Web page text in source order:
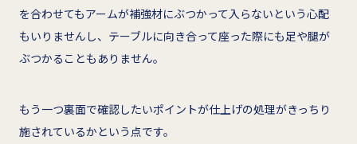
を合わせてもアームが補強材にぶつかって入らないという心配
もいりませんし、テーブルに向き合って座った際にも足や腿が
ぶつかることもありません。
もう一つ裏面で確認したいポイントが仕上げの処理がきっちり
施されているかという点です。